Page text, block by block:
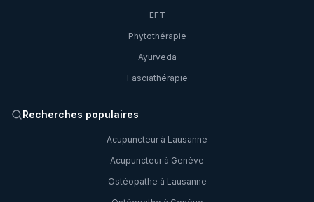
EFT
Phytothérapie
Ayurveda
Fasciathérapie
Recherches populaires
Acupuncteur à Lausanne
Acupuncteur à Genève
Ostéopathe à Lausanne